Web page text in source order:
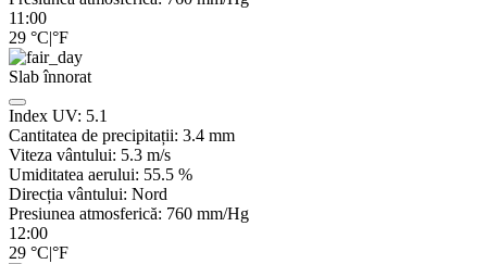
11:00
29 °C|°F
Slab înnorat
Index UV: 5.1
Cantitatea de precipitații: 3.4 mm
Viteza vântului: 5.3 m/s
Umiditatea aerului: 55.5 %
Direcția vântului: Nord
Presiunea atmosferică: 760 mm/Hg
12:00
29 °C|°F